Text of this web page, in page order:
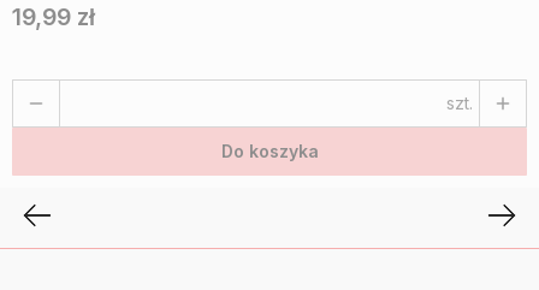
Cena
19,99 zł
szt.
Do koszyka